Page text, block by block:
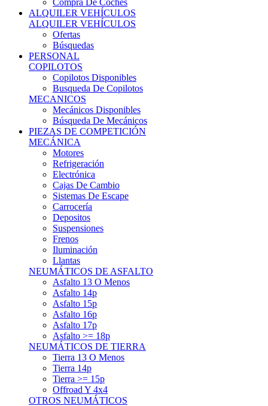
ALQUILER VEHÍCULOS
Ofertas
Búsquedas
PERSONAL
COPILOTOS
Copilotos Disponibles
Busqueda De Copilotos
MECANICOS
Mecánicos Disponibles
Búsqueda De Mecánicos
PIEZAS DE COMPETICIÓN
MECÁNICA
Motores
Refrigeración
Electrónica
Cajas De Cambio
Sistemas De Escape
Carrocería
Depositos
Suspensiones
Frenos
Iluminación
Llantas
NEUMÁTICOS DE ASFALTO
Asfalto 13 O Menos
Asfalto 14p
Asfalto 15p
Asfalto 16p
Asfalto 17p
Asfalto >= 18p
NEUMÁTICOS DE TIERRA
Tierra 13 O Menos
Tierra 14p
Tierra >= 15p
Offroad Y 4x4
OTROS NEUMÁTICOS
Otros Tipos De Neumáticos